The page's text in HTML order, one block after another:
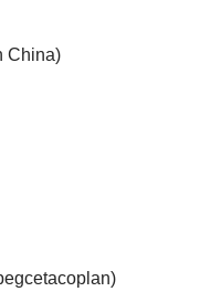
China)